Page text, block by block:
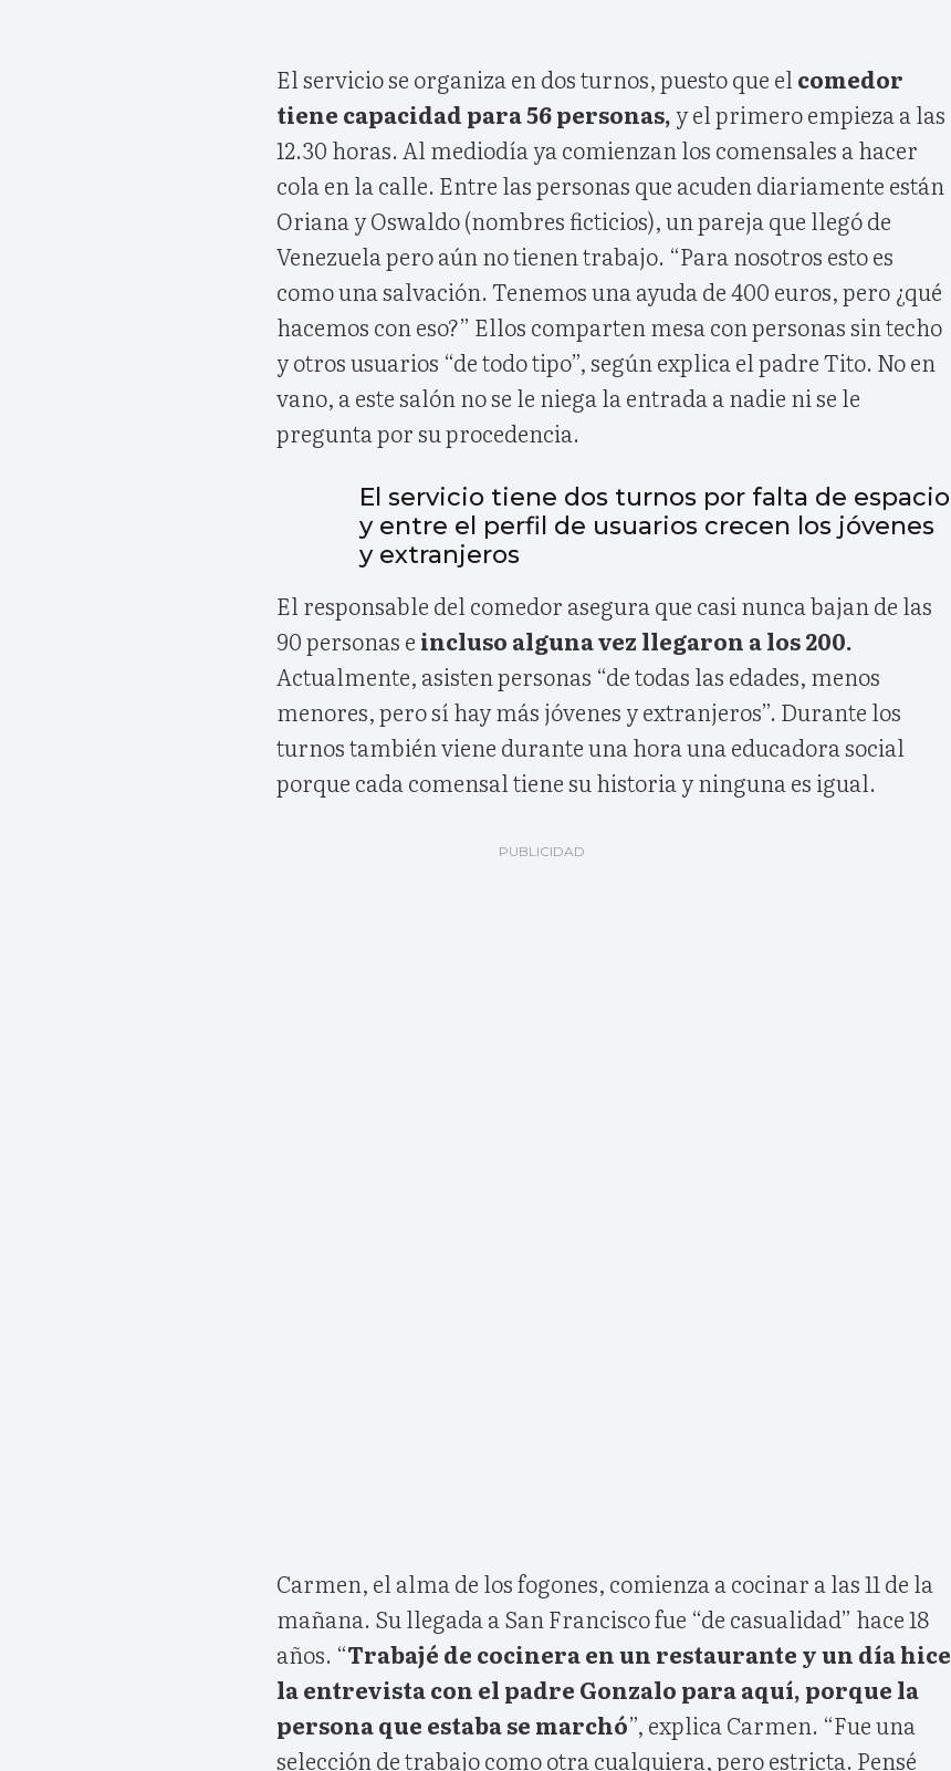
El servicio se organiza en dos turnos, puesto que el comedor
tiene capacidad para 56 personas, y el primero empieza a las
12.30 horas. Al mediodía ya comienzan los comensales a hacer
cola en la calle. Entre las personas que acuden diariamente están
Oriana y Oswaldo (nombres ficticios), un pareja que llegó de
Venezuela pero aún no tienen trabajo. “Para nosotros esto es
como una salvación. Tenemos una ayuda de 400 euros, pero ¿qué
hacemos con eso?” Ellos comparten mesa con personas sin techo
y otros usuarios “de todo tipo”, según explica el padre Tito. No en
vano, a este salón no se le niega la entrada a nadie ni se le
pregunta por su procedencia.
El servicio tiene dos turnos por falta de espacio
y entre el perfil de usuarios crecen los jóvenes
y extranjeros
El responsable del comedor asegura que casi nunca bajan de las
90 personas e incluso alguna vez llegaron a los 200.
Actualmente, asisten personas “de todas las edades, menos
menores, pero sí hay más jóvenes y extranjeros”. Durante los
turnos también viene durante una hora una educadora social
porque cada comensal tiene su historia y ninguna es igual.
Carmen, el alma de los fogones, comienza a cocinar a las 11 de la
mañana. Su llegada a San Francisco fue “de casualidad” hace 18
años. “Trabajé de cocinera en un restaurante y un día hice
la entrevista con el padre Gonzalo para aquí, porque la
persona que estaba se marchó”, explica Carmen. “Fue una
selección de trabajo como otra cualquiera, pero estricta. Pensé